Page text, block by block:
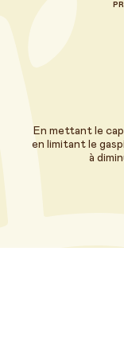
En mettant le
en limitant le
à